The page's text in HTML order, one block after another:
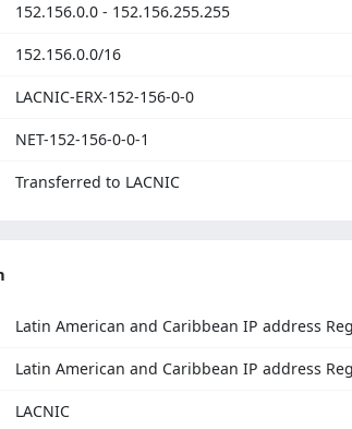
152.156.0.0 - 152.156.255.255
152.156.0.0/16
LACNIC-ERX-152-156-0-0
NET-152-156-0-0-1
Transferred to LACNIC
Latin American and Caribbean IP address
Latin American and Caribbean IP address
LACNIC